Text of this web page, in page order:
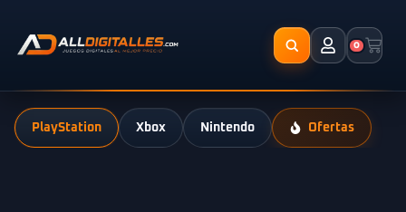
0
PlayStation Xbox Nintendo Ofertas